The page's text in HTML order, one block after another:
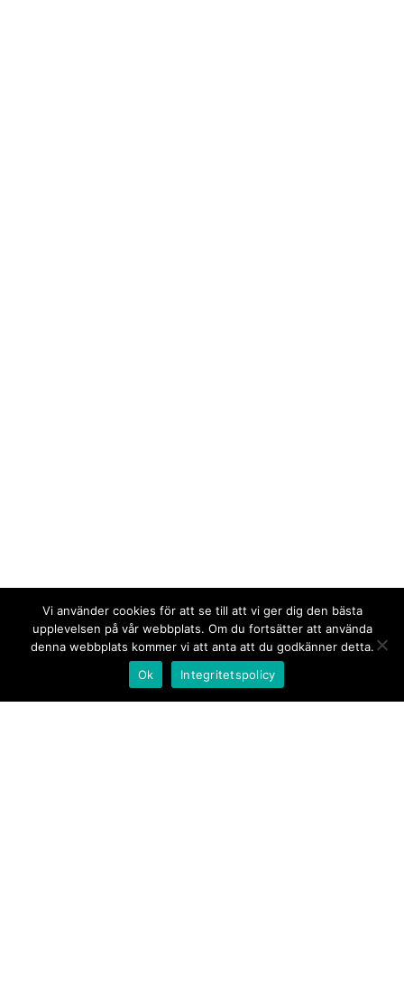
Vi använder cookies för att se till att vi ger dig den bästa
upplevelsen på vår webbplats. Om du fortsätter att använda
denna webbplats kommer vi att anta att du godkänner detta.
Ok
Integritetspolicy